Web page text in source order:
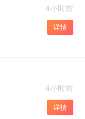
4小时前
详情
4小时前
详情